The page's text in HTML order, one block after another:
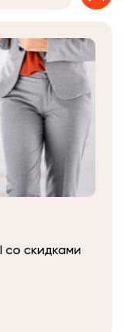
со скидками